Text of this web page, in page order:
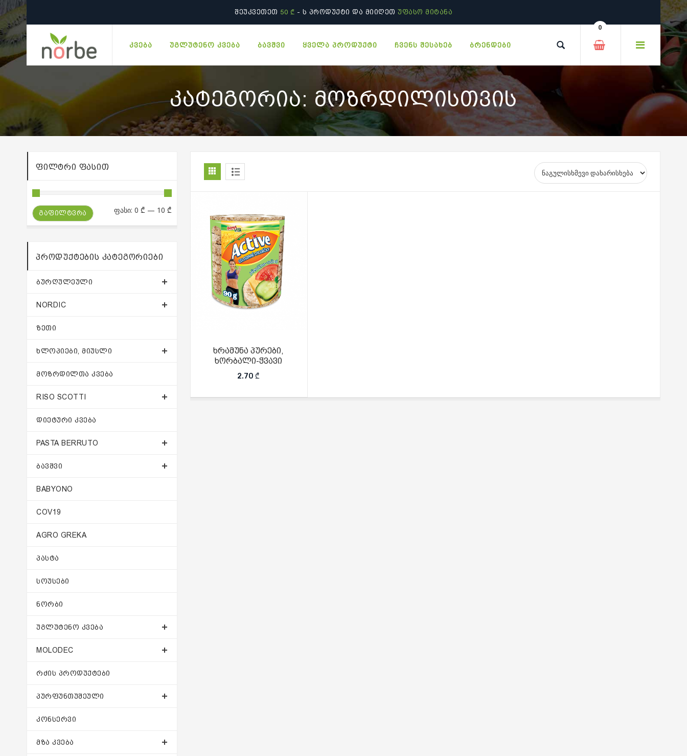
ᲨᲔᲣᲙᲕᲔᲗᲔᲗ 50 ₾ - Ს ᲞᲠᲝᲓᲣᲥᲢᲘ ᲓᲐ ᲛᲘᲘᲦᲔᲗ ᲣᲤᲐᲡᲝ ᲛᲘᲢᲐᲜᲐ
ᲙᲕᲔᲑᲐ ᲣᲒᲚᲣᲢᲔᲜᲝ ᲙᲕᲔᲑᲐ ᲑᲐᲕᲨᲕᲘ ᲧᲕᲔᲚᲐ ᲞᲠᲝᲓᲣᲥᲢᲘ ᲩᲕᲔᲜᲡ ᲨᲔᲡᲐᲮᲔᲑ ᲑᲠᲔᲜᲓᲔᲑᲘ
0
ᲙᲐᲢᲔᲒᲝᲠᲘᲐ: ᲛᲝᲖᲠᲓᲘᲚᲘᲡᲗᲕᲘᲡ
ხრამუნა პურები,
ხორბალი-ჭვავი
2.70 ₾
ᲤᲘᲚᲢᲠᲘ ᲤᲐᲡᲘᲗ
ᲒᲐᲤᲘᲚᲢᲕᲠᲐ ფასი: 0 ₾ — 10 ₾
ᲞᲠᲝᲓᲣᲥᲢᲔᲑᲘᲡ ᲙᲐᲢᲔᲒᲝᲠᲘᲔᲑᲘ
ᲑᲣᲠᲦᲣᲚᲔᲣᲚᲘ
NORDIC
ᲖᲔᲗᲘ
ᲮᲚᲝᲞᲘᲔᲑᲘ, ᲛᲘᲣᲡᲚᲘ
ᲛᲝᲖᲠᲓᲘᲚᲗᲐ ᲙᲕᲔᲑᲐ
RISO SCOTTI
ᲓᲘᲔᲢᲣᲠᲘ ᲙᲕᲔᲑᲐ
PASTA BERRUTO
ᲑᲐᲕᲨᲕᲘ
BABYONO
COV19
AGRO GREKA
ᲞᲐᲡᲢᲐ
ᲡᲝᲣᲡᲔᲑᲘ
ᲜᲝᲠᲑᲘ
ᲣᲒᲚᲣᲢᲔᲜᲝ ᲙᲕᲔᲑᲐ
MOLODEC
ᲠᲫᲘᲡ ᲞᲠᲝᲓᲣᲥᲢᲔᲑᲘ
ᲞᲣᲠᲤᲣᲜᲗᲣᲨᲔᲣᲚᲘ
ᲙᲝᲜᲡᲔᲠᲕᲘ
ᲛᲖᲐ ᲙᲕᲔᲑᲐ